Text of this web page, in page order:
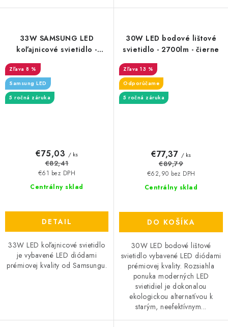
33W SAMSUNG LED
koľajnicové svietidlo -
8 %
Samsung LED
5 ročná záruka
Centrálny sklad
€61 bez DPH
€75,03 / ks
€82,41
DETAIL
33W LED koľajnicové svietidlo
je vybavené LED diódami
prémiovej kvality od Samsungu.
30W LED bodové lištové
svietidlo - 2700lm - čierne
13 %
Odporúčame
5 ročná záruka
Centrálny sklad
€62,90 bez DPH
€77,37 / ks
€89,79
DO KOŠÍKA
30W LED bodové lištové
svietidlo vybavené LED diódami
prémiovej kvality. Rozsiahla
ponuka moderných LED
svietidiel je dokonalou
ekologickou alternatívou k
starým, neefektívnym...